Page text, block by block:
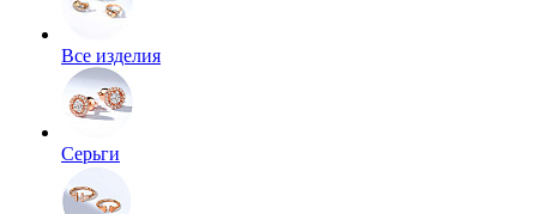
Все изделия
Серьги